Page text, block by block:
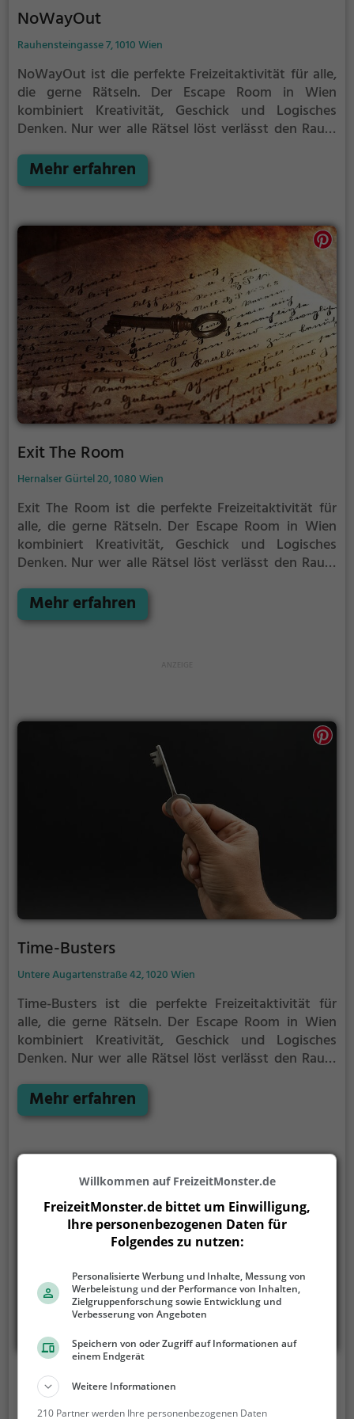
NoWayOut
Rauhensteingasse 7, 1010 Wien
NoWayOut ist die perfekte Freizeitaktivität für alle,
die gerne Rätseln. Der Escape Room in Wien
kombiniert Kreativität, Geschick und Logisches
Denken. Nur wer alle Rätsel löst verlässt den Raum
gewinnen. Im Escape Room ist für Einzelkämpfer
kein Platz. Nur wer als Gruppe zusammenarbeitet
lösen.
Mehr erfahren
Exit The Room
Hernalser Gürtel 20, 1080 Wien
Exit The Room ist die perfekte Freizeitaktivität für
alle, die gerne Rätseln. Der Escape Room in Wien
kombiniert Kreativität, Geschick und Logisches
Denken. Nur wer alle Rätsel löst verlässt den Raum
gewinnen. Im Escape Room ist für Einzelkämpfer
kein Platz. Nur wer als Gruppe zusammenarbeitet
Mehr erfahren
Time-Busters
Untere Augartenstraße 42, 1020 Wien
Time-Busters ist die perfekte Freizeitaktivität für
alle, die gerne Rätseln. Der Escape Room in Wien
kombiniert Kreativität, Geschick und Logisches
Denken. Nur wer alle Rätsel löst verlässt den Raum
gewinnen. Im Escape Room ist für Einzelkämpfer
kein Platz. Nur wer als Gruppe zusammenarbeitet
lösen.
Mehr erfahren
Brain Teasers Vienna
Schönborngasse 13A, 1080 Wien
Willkommen auf FreizeitMonster.de
FreizeitMonster.de bittet um Einwilligung,
Ihre personenbezogenen Daten für
Folgendes zu nutzen:
Personalisierte Werbung und Inhalte, Messung von
Werbeleistung und der Performance von Inhalten,
Zielgruppenforschung sowie Entwicklung und
Verbesserung von Angeboten
Speichern von oder Zugriff auf Informationen auf
einem Endgerät
Weitere Informationen
210 Partner werden Ihre personenbezogenen Daten